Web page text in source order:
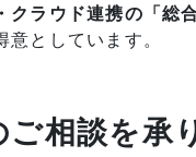
クラウド連携の「総合
としています。
相談を承